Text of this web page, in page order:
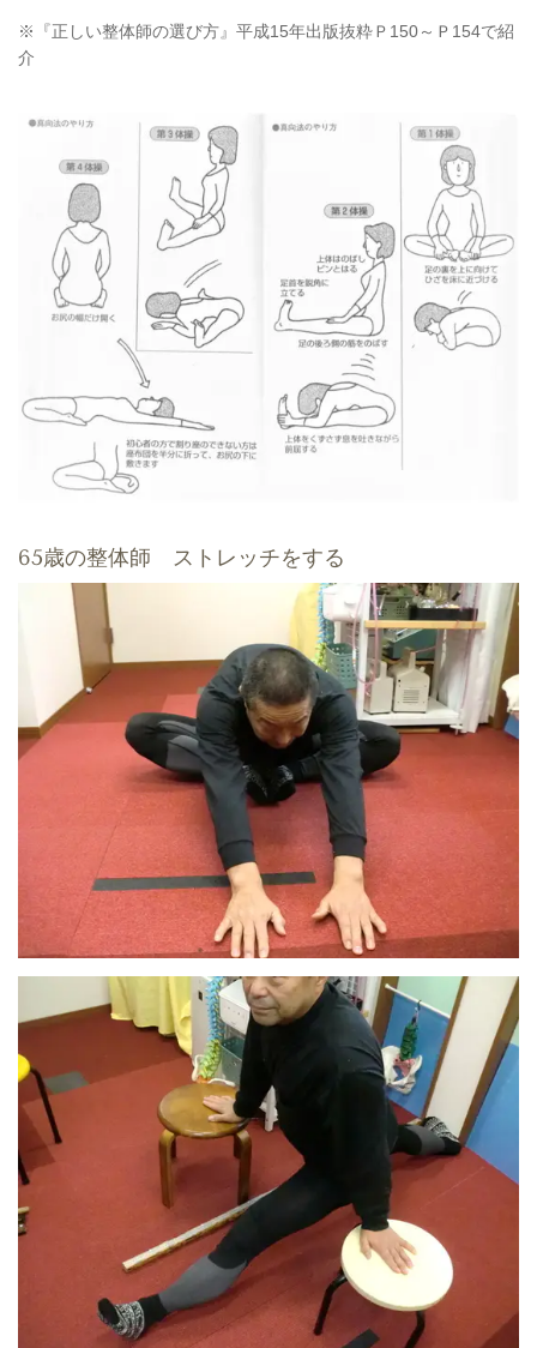
※『正しい整体師の選び方』平成15年出版抜粋Ｐ150～Ｐ154で紹
介
65歳の整体師 ストレッチをする